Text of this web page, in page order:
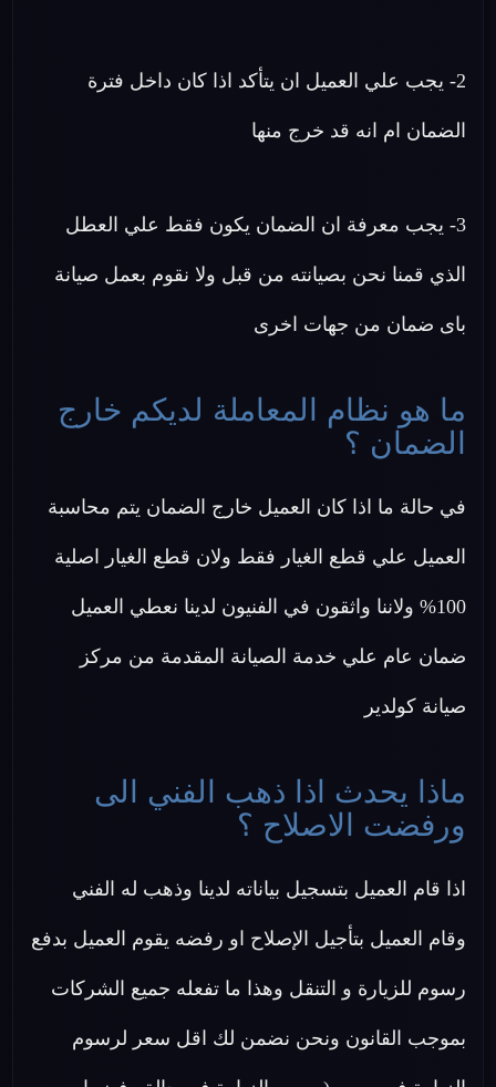
2- يجب علي العميل ان يتأكد اذا كان داخل فترة
الضمان ام انه قد خرج منها
3- يجب معرفة ان الضمان يكون فقط علي العطل
الذي قمنا نحن بصيانته من قبل ولا نقوم بعمل صيانة
باى ضمان من جهات اخرى
ما هو نظام المعاملة لديكم خارج
الضمان ؟
في حالة ما اذا كان العميل خارج الضمان يتم محاسبة
العميل علي قطع الغيار فقط ولان قطع الغيار اصلية
100% ولاننا واثقون في الفنيون لدينا نعطي العميل
ضمان عام علي خدمة الصيانة المقدمة من مركز
صيانة كولدير
ماذا يحدث اذا ذهب الفني الى
ورفضت الاصلاح ؟
اذا قام العميل بتسجيل بياناته لدينا وذهب له الفني
وقام العميل بتأجيل الإصلاح او رفضه يقوم العميل بدفع
رسوم للزيارة و التنقل وهذا ما تفعله جميع الشركات
بموجب القانون ونحن نضمن لك اقل سعر لرسوم